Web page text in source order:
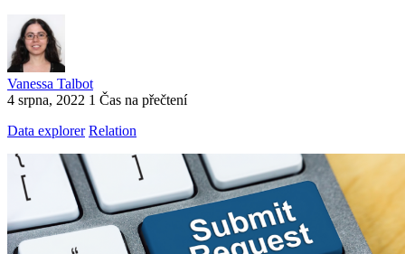
Vanessa Talbot
4 srpna, 2022 1 Čas na přečtení
Data explorer Relation